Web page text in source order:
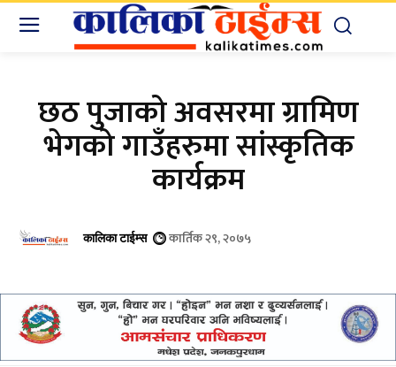
छठ पुजाको अवसरमा ग्रामिण
भेगको गाउँहरुमा सांस्कृतिक
कार्यक्रम
कालिका टाईम्स कार्तिक २९, २०७५